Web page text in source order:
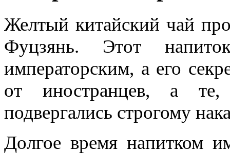
Желтый китайский чай
Фуцзянь. Этот
императорским, а его
от иностранцев, а
подвергались строгому
Долгое время напитком